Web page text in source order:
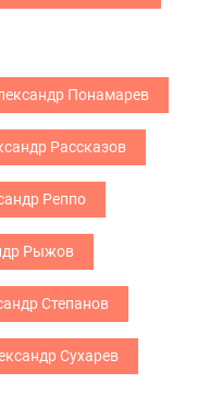
Понамарев
Рассказов
Реппо
Рыжов
Степанов
Сухарев